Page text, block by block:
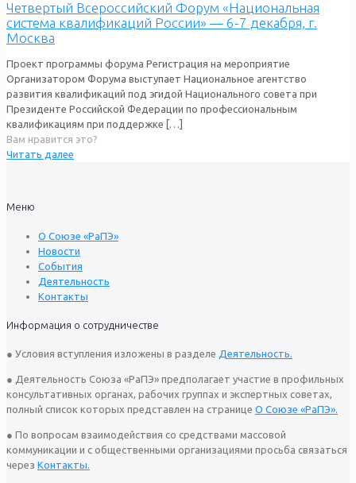
Четвертый Всероссийский Форум «Национальная
система квалификаций России» — 6-7 декабря, г.
Москва
Проект программы форума Регистрация на мероприятие
Организатором Форума выступает Национальное агентство
развития квалификаций под эгидой Национального совета при
Президенте Российской Федерации по профессиональным
квалификациям при поддержке […]
Вам нравится это?
Читать далее
Меню
О Союзе «РаПЭ»
Новости
События
Деятельность
Контакты
Информация о сотрудничестве
● Условия вступления изложены в разделе Деятельность.
● Деятельность Союза «РаПЭ» предполагает участие в профильных
консультативных органах, рабочих группах и экспертных советах,
полный список которых представлен на странице О Союзе «РаПЭ».
● По вопросам взаимодействия со средствами массовой
коммуникации и с общественными организациями просьба связаться
через Контакты.